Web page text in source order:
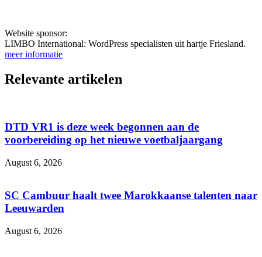
Website sponsor:
LIMBO International: WordPress specialisten uit hartje Friesland.
meer informatie
Relevante artikelen
DTD VR1 is deze week begonnen aan de
voorbereiding op het nieuwe voetbaljaargang
August 6, 2026
SC Cambuur haalt twee Marokkaanse talenten naar
Leeuwarden
August 6, 2026